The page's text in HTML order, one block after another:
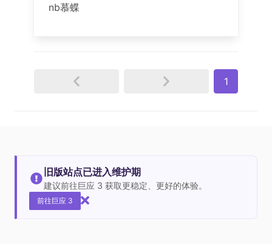
nb慕蝶
1
旧版站点已进入维护期
建议前往巨应 3 获取更稳定、更好的体验。
前往巨应 3